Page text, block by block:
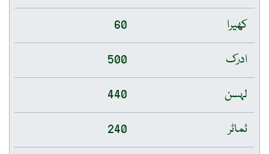
کھیرا
60
ادرک
500
لہسن
440
ٹماٹر
240